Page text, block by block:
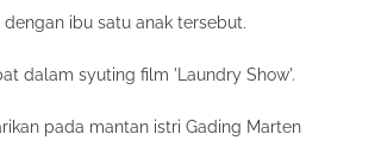
ibu satu anak tersebut.
dalam syuting film 'Laundry Show'.
pada mantan istri Gading Marten